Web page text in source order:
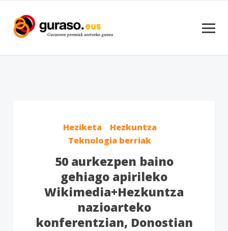
Heziketa
Hezkuntza
Teknologia berriak
50 aurkezpen baino
gehiago apirileko
Wikimedia+Hezkuntza
nazioarteko
konferentzian, Donostian